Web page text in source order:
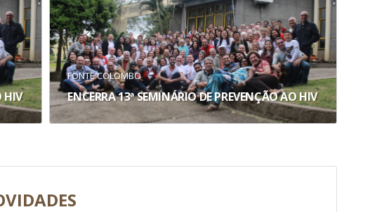
HIV
FONTE COLOMBO
ENCERRA 13ª SEMINÁRIO DE PREVENÇÃO AO HIV